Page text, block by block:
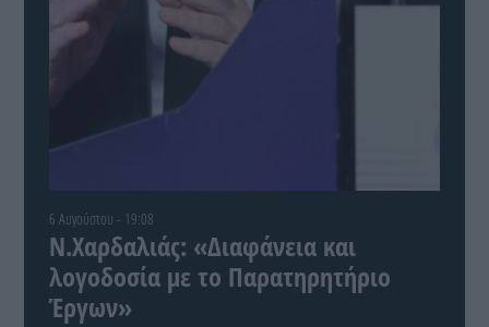
6 Αυγούστου - 19:08
Ν.Χαρδαλιάς: «Διαφάνεια και
λογοδοσία με το Παρατηρητήριο
Έργων»